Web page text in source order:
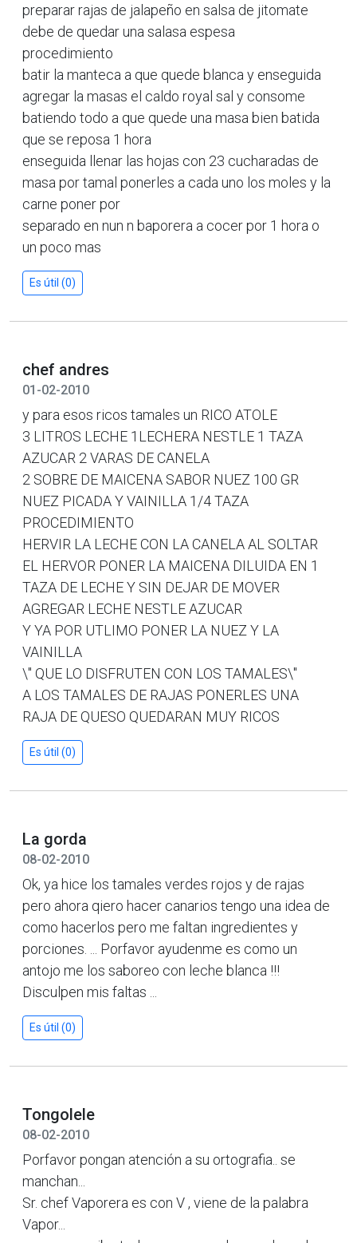
preparar rajas de jalapeño en salsa de jitomate
debe de quedar una salasa espesa
procedimiento
batir la manteca a que quede blanca y enseguida
agregar la masas el caldo royal sal y consome
batiendo todo a que quede una masa bien batida
que se reposa 1 hora
enseguida llenar las hojas con 23 cucharadas de
masa por tamal ponerles a cada uno los moles y la
carne poner por
separado en nun n baporera a cocer por 1 hora o
un poco mas
Es útil (0)
chef andres
01-02-2010
y para esos ricos tamales un RICO ATOLE
3 LITROS LECHE 1LECHERA NESTLE 1 TAZA
AZUCAR 2 VARAS DE CANELA
2 SOBRE DE MAICENA SABOR NUEZ 100 GR
NUEZ PICADA Y VAINILLA 1/4 TAZA
PROCEDIMIENTO
HERVIR LA LECHE CON LA CANELA AL SOLTAR
EL HERVOR PONER LA MAICENA DILUIDA EN 1
TAZA DE LECHE Y SIN DEJAR DE MOVER
AGREGAR LECHE NESTLE AZUCAR
Y YA POR UTLIMO PONER LA NUEZ Y LA
VAINILLA
\" QUE LO DISFRUTEN CON LOS TAMALES\"
A LOS TAMALES DE RAJAS PONERLES UNA
RAJA DE QUESO QUEDARAN MUY RICOS
Es útil (0)
La gorda
08-02-2010
Ok, ya hice los tamales verdes rojos y de rajas
pero ahora qiero hacer canarios tengo una idea de
como hacerlos pero me faltan ingredientes y
porciones. ... Porfavor ayudenme es como un
antojo me los saboreo con leche blanca !!!
Disculpen mis faltas ...
Es útil (0)
Tongolele
08-02-2010
Porfavor pongan atención a su ortografia.. se
manchan...
Sr. chef Vaporera es con V , viene de la palabra
Vapor...